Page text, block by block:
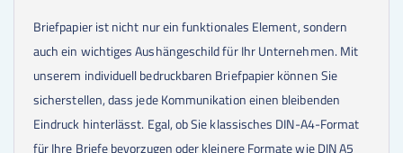
Briefpapier ist nicht nur ein funktionales Element, sondern
auch ein wichtiges Aushängeschild für Ihr Unternehmen. Mit
unserem individuell bedruckbaren Briefpapier können Sie
sicherstellen, dass jede Kommunikation einen bleibenden
Eindruck hinterlässt. Egal, ob Sie klassisches DIN-A4-Format
für Ihre Briefe bevorzugen oder kleinere Formate wie DIN A5